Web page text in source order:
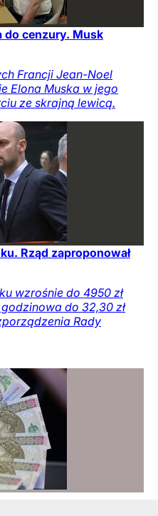
do cenzury. Musk
Francji Jean-Noel
Elona Muska w jego
ze skrajną lewicą.
Rząd zaproponował
wzrośnie do 4950 zł
do 32,30 zł
Rady